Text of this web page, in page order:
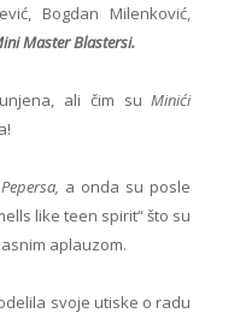
Bogdan Milenković,
Master Blastersi.
ali čim suMinići
Pepersa, a onda su posle
like teen spirit“ što su
aplauzom.
svoje utiske o radu